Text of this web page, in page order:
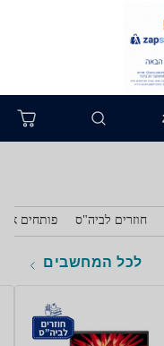
חוזרים לביה"ס פותחים את
לכל המחשבים